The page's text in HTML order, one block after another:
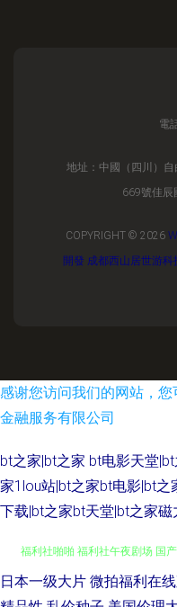
電
地址：中國（四川）
669號佳辰
COPYRIGHT © 2026
開發 成都西山居世游科
感谢您访问我们的网站，
金融服务有限公司
bt之家|bt之家 bt电影天堂
家1lou站|bt之家bt电影|bt
下载|bt之家bt天堂|bt之家磁
欧美性爱先锋 草逼资源导航 激
日本一级大片 微拍福利在